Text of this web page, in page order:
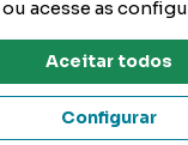
ou acesse as
Aceitar todos
Configurar